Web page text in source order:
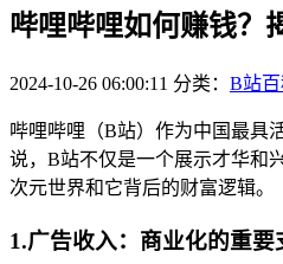
哔哩哔哩如何赚钱？
2024-10-26 06:00:11 分类： B站
哔哩哔哩（B站）作为中国最具
说，B站不仅是一个展示才华和
次元世界和它背后的财富逻辑。
1.广告收入：商业化的重要